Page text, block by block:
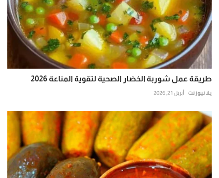
طريقة عمل شوربة الخضار الصحية لتقوية المناعة 2026
يلا نيوز نت أبريل 21, 2026